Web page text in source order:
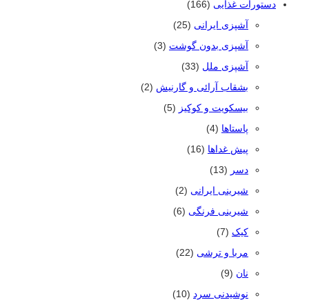
دستورات غذایی (166)
آشپزی ایرانی (25)
آشپزی بدون گوشت (3)
آشپزی ملل (33)
بشقاب آرائی و گارنیش (2)
بیسکویت و کوکیز (5)
پاستاها (4)
پیش غداها (16)
دسر (13)
شیرینی ایرانی (2)
شیرینی فرنگی (6)
کیک (7)
مربا و ترشی (22)
نان (9)
نوشیدنی سرد (10)